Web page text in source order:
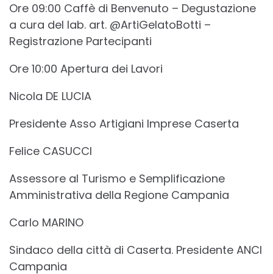
Ore 09:00 Caffè di Benvenuto – Degustazione
a cura del lab. art. @ArtiGelatoBotti –
Registrazione Partecipanti
Ore 10:00 Apertura dei Lavori
Nicola DE LUCIA
Presidente Asso Artigiani Imprese Caserta
Felice CASUCCI
Assessore al Turismo e Semplificazione
Amministrativa della Regione Campania
Carlo MARINO
Sindaco della città di Caserta. Presidente ANCI
Campania